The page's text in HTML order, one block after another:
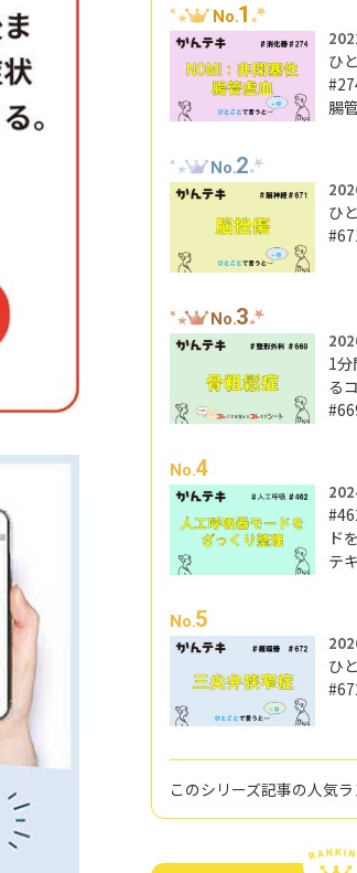
No.1
ひ
腸
No.2
ひ
No.3
1
る
No.4
ド
テ
No.5
ひ
このシリーズ記事の人気